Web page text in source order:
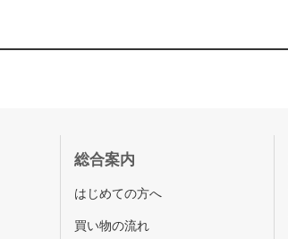
総合案内
はじめての方へ
買い物の流れ